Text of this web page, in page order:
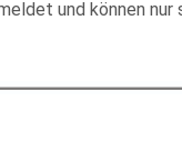
und können